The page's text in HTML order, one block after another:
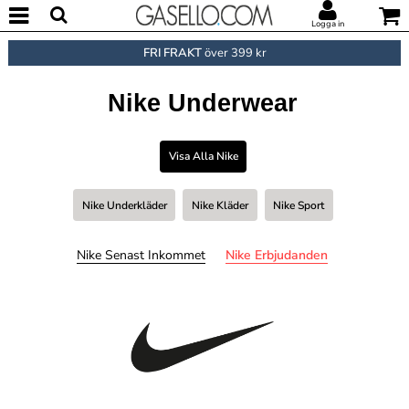
Logga in
FRI FRAKTöver 399 kr
Nike Underwear
Visa Alla Nike
Nike Underkläder Nike Kläder Nike Sport
Nike Senast Inkommet Nike Erbjudanden